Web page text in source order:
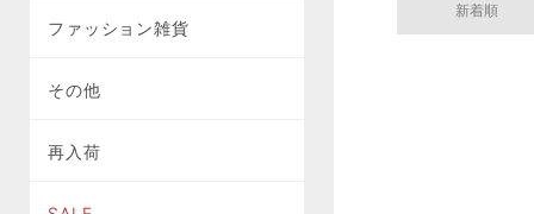
ファッション雑貨
その他
再入荷
新着順